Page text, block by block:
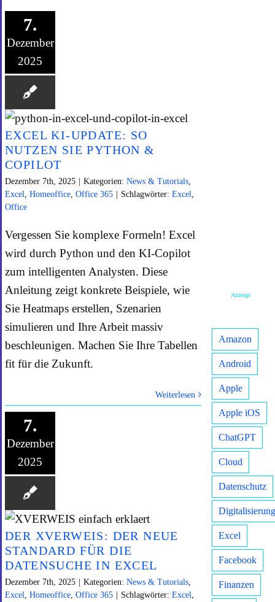
7.
Dezember
2025
EXCEL KI-UPDATE: SO
NUTZEN SIE PYTHON &
COPILOT
Dezember 7th, 2025 | Kategorien: News & Tutorials
Excel Homeoffice Office 365 | Schlagwörter: Excel
Office
Vergessen Sie komplexe Formeln! Excel
wird durch Python und den KI-Copilot
zum intelligenten Analysten. Diese
Anleitung zeigt konkrete Beispiele, wie
Sie Heatmaps erstellen, Szenarien
simulieren und Ihre Arbeit massiv
beschleunigen. Machen Sie Ihre Tabellen
fit für die Zukunft.
Weiterlesen
7.
Dezember
2025
DER XVERWEIS: DER NEUE
STANDARD FÜR DIE
DATENSUCHE IN EXCEL
Dezember 7th, 2025 | Kategorien: News & Tutorials
Excel Homeoffice Office 365 | Schlagwörter: Excel
Anzeige
Amazon
Android
Apple
Apple iOS
ChatGPT
Cloud
Datenschutz
Digitalisierung
Excel
Facebook
Finanzen